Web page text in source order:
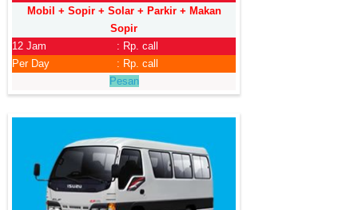
Mobil + Sopir + Solar + Parkir + Makan
Sopir
12 Jam
: Rp. call
Per Day
: Rp. call
Pesan